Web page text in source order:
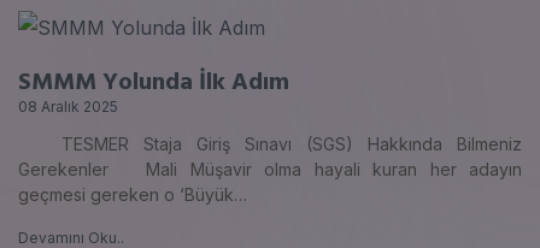
SMMM Yolunda İlk Adım
08 Aralık 2025
TESMER Staja Giriş Sınavı (SGS) Hakkında Bilmeniz
Gerekenler Mali Müşavir olma hayali kuran her adayın
geçmesi gereken o ‘Büyük…
Devamını Oku..